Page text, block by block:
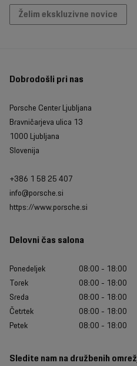
Želim ekskluzivne novice
Dobrodošli pri nas
Porsche Center Ljubljana
Bravničarjeva ulica 13
1000 Ljubljana
Slovenija
+386 1 58 25 407
info@porsche.si
https://www.porsche.si
Delovni čas salona
Ponedeljek
08:00 - 18:00
Torek
08:00 - 18:00
Sreda
08:00 - 18:00
Četrtek
08:00 - 18:00
Petek
08:00 - 18:00
Sledite nam na družbenih